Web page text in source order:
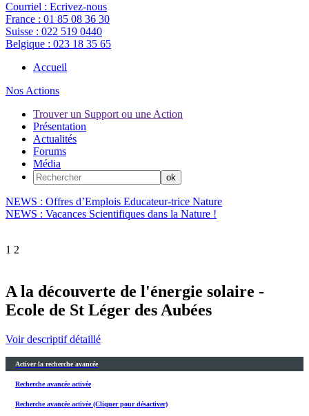
Courriel : Ecrivez-nous
France : 01 85 08 36 30
Suisse : 022 519 0440
Belgique : 023 18 35 65
Accueil
Nos Actions
Trouver un Support ou une Action
Présentation
Actualités
Forums
Média
NEWS : Offres d’Emplois Educateur-trice Nature
NEWS : Vacances Scientifiques dans la Nature !
1 2
A la découverte de l'énergie solaire -
Ecole de St Léger des Aubées
Voir descriptif détaillé
Activer la recherche avancée
Recherche avancée activée
Recherche avancée activée (Cliquer pour désactiver)